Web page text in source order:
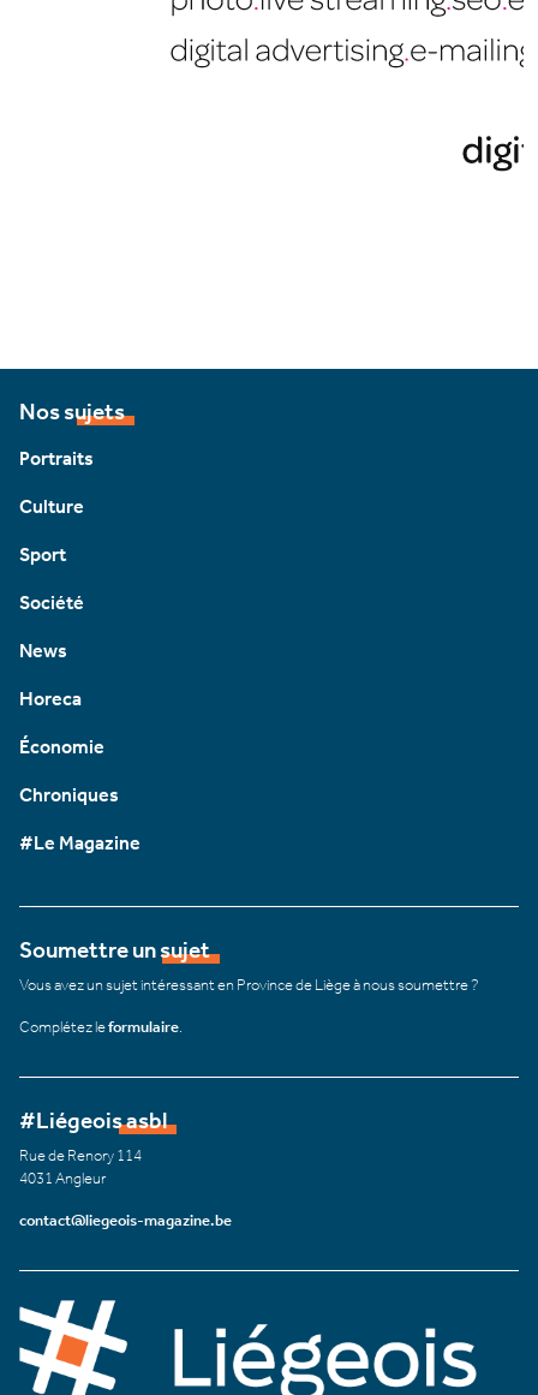
Nos sujets
Portraits
Culture
Sport
Société
News
Horeca
Économie
Chroniques
#Le Magazine
Soumettre un sujet
Vous avez un sujet intéressant en Province de Liège à nous soumettre ?
Complétez leformulaire
#Liégeois asbl
Rue de Renory 114
4031 Angleur
contact@liegeois-magazine.be